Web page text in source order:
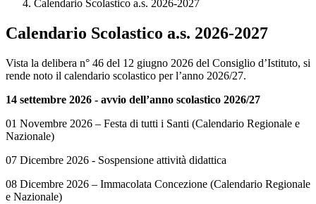
Calendario Scolastico a.s. 2026-2027
Calendario Scolastico a.s. 2026-2027
Vista la delibera n° 46 del 12 giugno 2026 del Consiglio d’Istituto, si
rende noto il calendario scolastico per l’anno 2026/27.
14 settembre 2026 - avvio dell’anno scolastico 2026/27
01 Novembre 2026 – Festa di tutti i Santi (Calendario Regionale e
Nazionale)
07 Dicembre 2026 - Sospensione attività didattica
08 Dicembre 2026 – Immacolata Concezione (Calendario Regionale
e Nazionale)